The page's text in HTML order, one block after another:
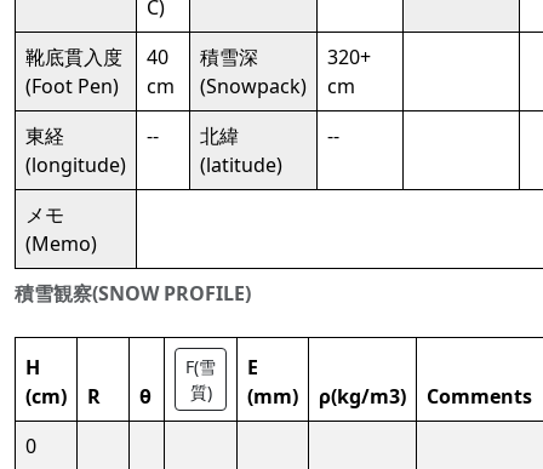
積雪観察(SNOW PROFILE)
C)
靴底貫入度
(Foot Pen)
40
cm
積雪深
(Snowpack)
320+
cm
東経
(longitude)
--
北緯
(latitude)
--
メモ
(Memo)
H
(cm)
R θ
F(雪
質)
E
(mm)
ρ(kg/m3)
Comments
0